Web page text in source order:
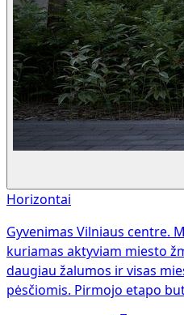
Horizontai
Gyvenimas Vilniaus centre.
kuriamas aktyviam miesto
daugiau žalumos ir visas
pėsčiomis. Pirmojo etapo